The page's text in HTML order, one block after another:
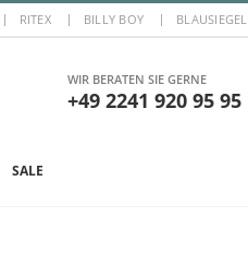
RITEX BILLY BOY BLAUSIEGEL
WIR BERATEN SIE GERNE
+49 2241 920 95 95
SALE